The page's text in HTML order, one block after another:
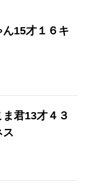
ん15才１６キ
君13才４３
ス